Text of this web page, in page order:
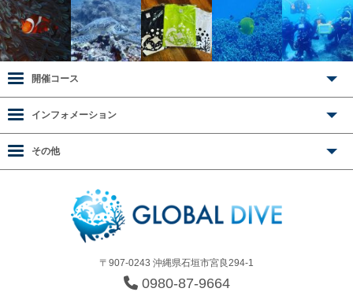
〒907-0243 沖縄県石垣市宮良294-1
0980-87-9664
開催コース
インフォメーション
その他